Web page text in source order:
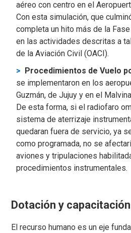
aéreo con centro en el
Con esta simulación, que
completa un hito más de la
en las actividades descritas a
de la Aviación Civil (OACI).
Procedimientos de Vuelo
se implementaron en los
Guzmán, de Jujuy y en el
De esta forma, si el radiofaro
sistema de aterrizaje
quedaran fuera de servicio, ya
como programada, no se
aviones y tripulaciones
procedimientos instrumentales.
Dotación y capacitación
El recurso humano es un eje